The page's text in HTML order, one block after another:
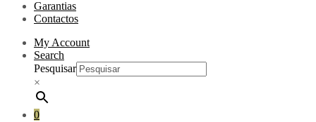
Garantias
Contactos
My Account
Search
Pesquisar
×
0